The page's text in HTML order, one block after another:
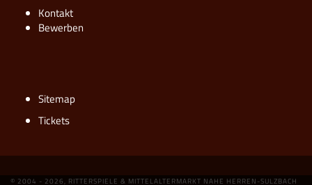
Kontakt
Bewerben
Sitemap
Tickets
© 2004 - 2026, RITTERSPIELE & MITTELALTERMARKT NAHE HERREN-SULZBACH